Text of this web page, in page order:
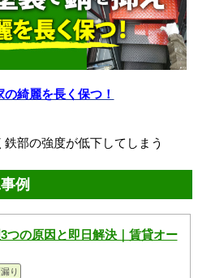
綺麗を長く保つ！
部の強度が低下してしまう
例
つの原因と即日解決｜賃貸オー
り